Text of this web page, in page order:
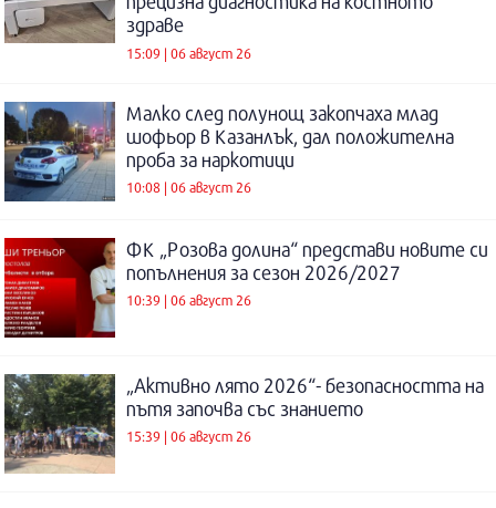
здраве
15:09 | 06 август 26
Малко след полунощ закопчаха млад
шофьор в Казанлък, дал положителна
проба за наркотици
10:08 | 06 август 26
ФК „Розова долина“ представи новите си
попълнения за сезон 2026/2027
10:39 | 06 август 26
„Активно лято 2026“- безопасността на
пътя започва със знанието
15:39 | 06 август 26